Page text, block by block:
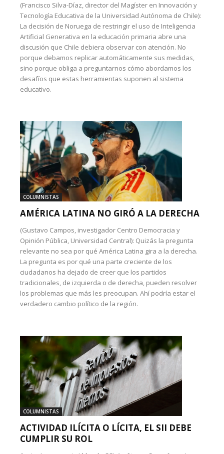
(Francisco Silva-Díaz, director del Magíster en Innovación y
Tecnología Educativa de la Universidad Autónoma de Chile):
La decisión de Noruega de restringir el uso de Inteligencia
Artificial Generativa en la educación primaria abre una
discusión que Chile debiera observar con atención. No
porque debamos replicar automáticamente sus medidas,
sino porque obliga a preguntarnos cómo abordamos los
desafíos que estas herramientas suponen al sistema
educativo.
COLUMNISTAS
AMÉRICA LATINA NO GIRÓ A LA DERECHA
(Gustavo Campos, investigador Centro Democracia y
Opinión Pública, Universidad Central): Quizás la pregunta
relevante no sea por qué América Latina gira a la derecha.
La pregunta es por qué una parte creciente de los
ciudadanos ha dejado de creer que los partidos
tradicionales, de izquierda o de derecha, pueden resolver
los problemas que más les preocupan. Ahí podría estar el
verdadero cambio político de la región.
COLUMNISTAS
ACTIVIDAD ILÍCITA O LÍCITA, EL SII DEBE
CUMPLIR SU ROL